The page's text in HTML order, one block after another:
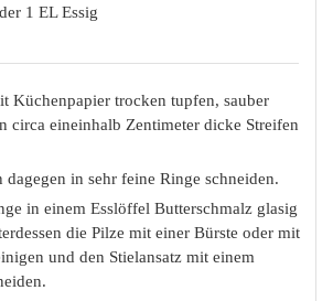
1 EL Essig
Küchenpapier trocken tupfen, sauber
circa eineinhalb Zentimeter dicke Streifen
dagegen in sehr feine Ringe schneiden.
in einem Esslöffel Butterschmalz glasig
die Pilze mit einer Bürste oder mit
und den Stielansatz mit einem